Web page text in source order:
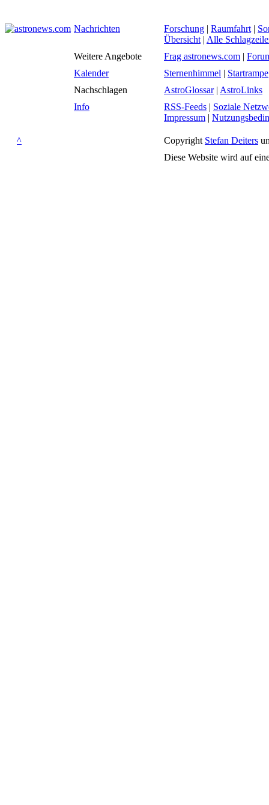
Nachrichten Forschung | Raumfahrt |
Übersicht | Alle
Weitere Angebote
Frag astronews.com |
Kalender
Sternenhimmel | Startrampe
Nachschlagen
AstroGlossar| AstroLinks
Info
RSS-Feeds | Soziale
Impressum |
^ Copyright Stefan Deiters
Diese Website wird auf